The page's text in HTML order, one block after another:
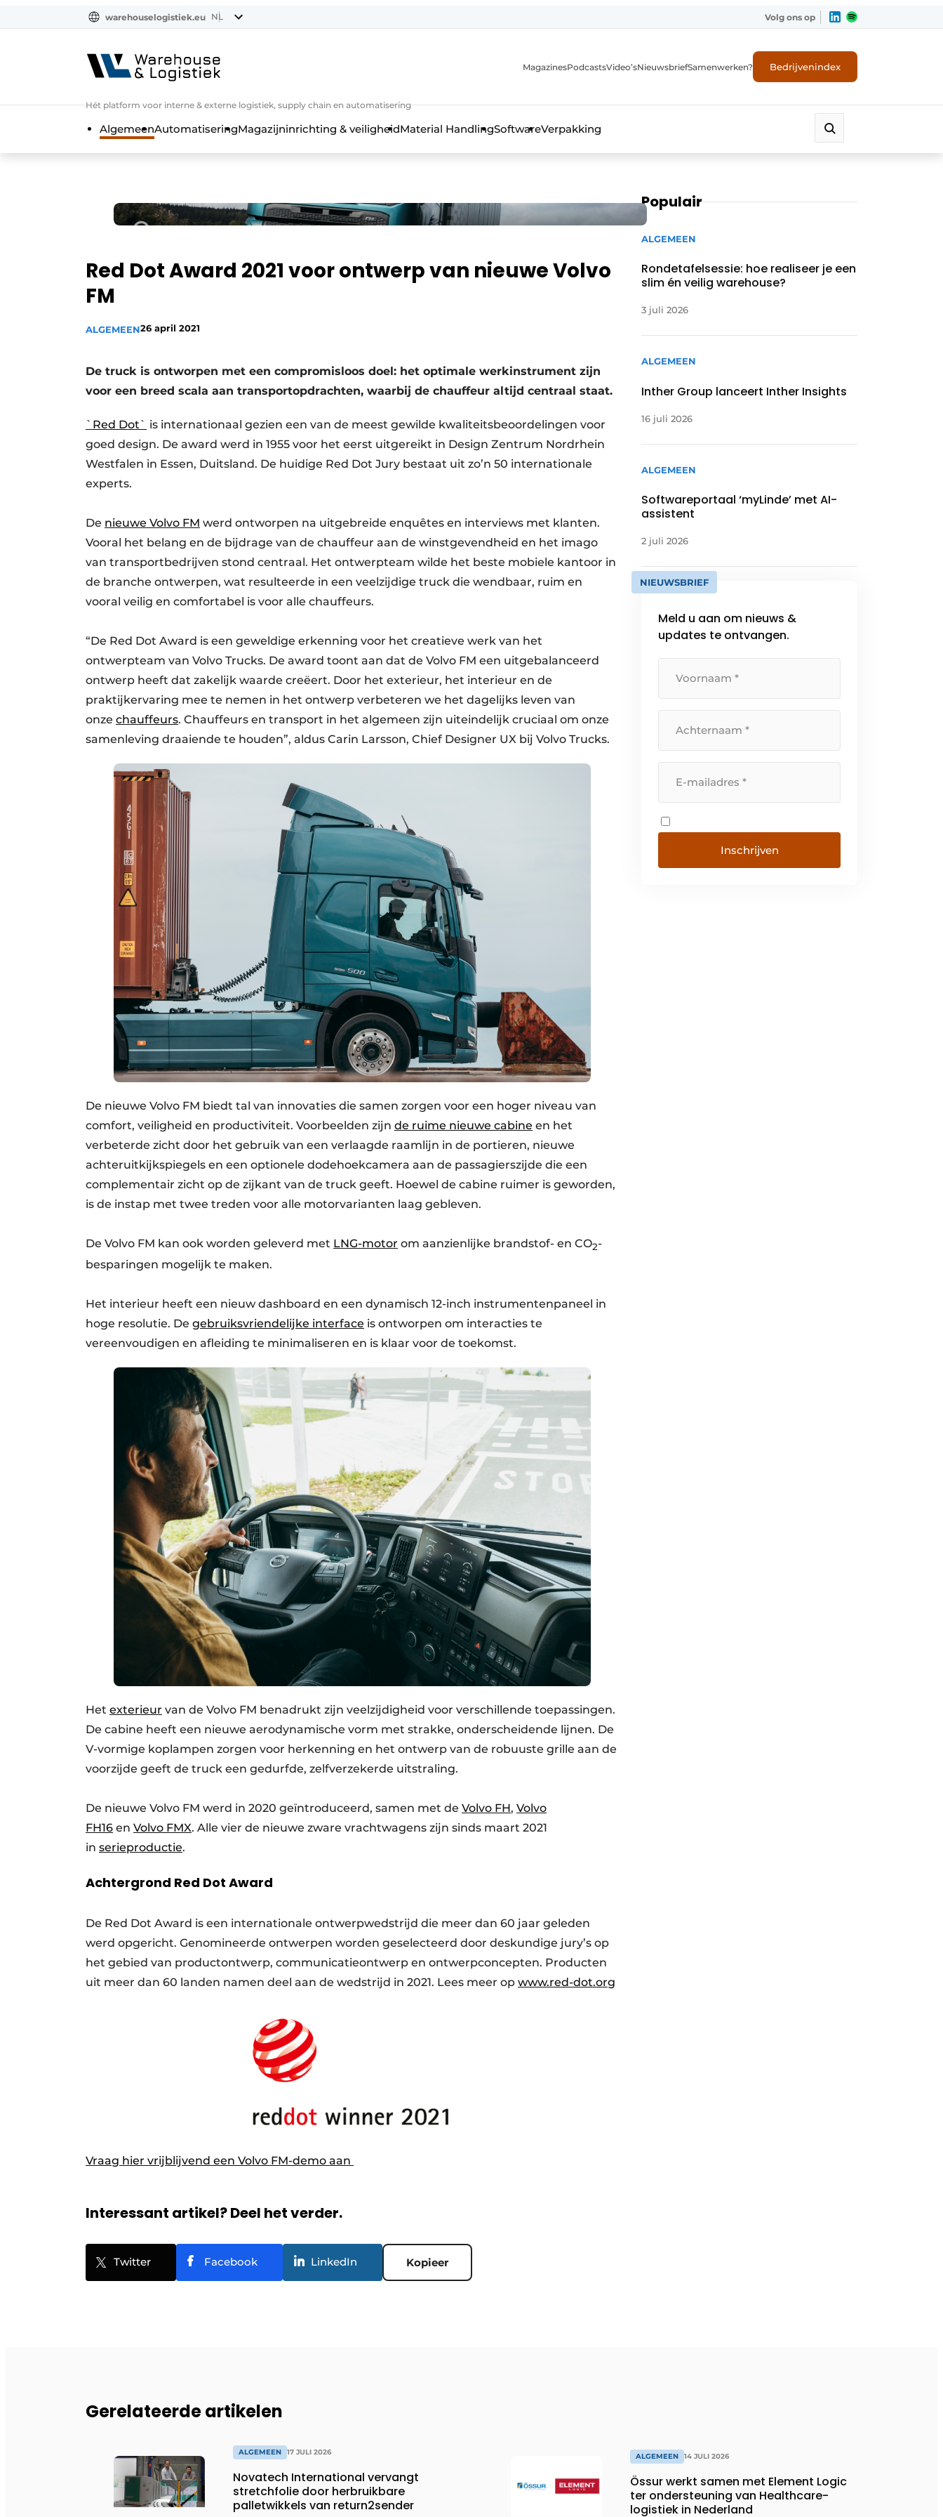
warehouselogistiek.eu NL Volg ons op
Hét platform voor interne & externe logistiek, supply chain en automatisering
MagazinesPodcastsVideo’sNieuwsbriefSamenwerken? Bedrijvenindex
AlgemeenAutomatiseringMagazijninrichting & veiligheidMaterial HandlingSoftwareVerpakking
Red Dot Award 2021 voor ontwerp van nieuwe Volvo
FM
ALGEMEEN26 april 2021
De truck is ontworpen met een compromisloos doel: het optimale werkinstrument zijn
voor een breed scala aan transportopdrachten, waarbij de chauffeur altijd centraal staat.
`Red Dot` is internationaal gezien een van de meest gewilde kwaliteitsbeoordelingen voor
goed design. De award werd in 1955 voor het eerst uitgereikt in Design Zentrum Nordrhein
Westfalen in Essen, Duitsland. De huidige Red Dot Jury bestaat uit zo’n 50 internationale
experts.
De nieuwe Volvo FM werd ontworpen na uitgebreide enquêtes en interviews met klanten.
Vooral het belang en de bijdrage van de chauffeur aan de winstgevendheid en het imago
van transportbedrijven stond centraal. Het ontwerpteam wilde het beste mobiele kantoor in
de branche ontwerpen, wat resulteerde in een veelzijdige truck die wendbaar, ruim en
vooral veilig en comfortabel is voor alle chauffeurs.
“De Red Dot Award is een geweldige erkenning voor het creatieve werk van het
ontwerpteam van Volvo Trucks. De award toont aan dat de Volvo FM een uitgebalanceerd
ontwerp heeft dat zakelijk waarde creëert. Door het exterieur, het interieur en de
praktijkervaring mee te nemen in het ontwerp verbeteren we het dagelijks leven van
onze chauffeurs. Chauffeurs en transport in het algemeen zijn uiteindelijk cruciaal om onze
samenleving draaiende te houden”, aldus Carin Larsson, Chief Designer UX bij Volvo Trucks.
De nieuwe Volvo FM biedt tal van innovaties die samen zorgen voor een hoger niveau van
comfort, veiligheid en productiviteit. Voorbeelden zijn de ruime nieuwe cabine en het
verbeterde zicht door het gebruik van een verlaagde raamlijn in de portieren, nieuwe
achteruitkijkspiegels en een optionele dodehoekcamera aan de passagierszijde die een
complementair zicht op de zijkant van de truck geeft. Hoewel de cabine ruimer is geworden,
is de instap met twee treden voor alle motorvarianten laag gebleven.
De Volvo FM kan ook worden geleverd met LNG-motor om aanzienlijke brandstof- en CO2-
besparingen mogelijk te maken.
Het interieur heeft een nieuw dashboard en een dynamisch 12-inch instrumentenpaneel in
hoge resolutie. De gebruiksvriendelijke interface is ontworpen om interacties te
vereenvoudigen en afleiding te minimaliseren en is klaar voor de toekomst.
Het exterieur van de Volvo FM benadrukt zijn veelzijdigheid voor verschillende toepassingen.
De cabine heeft een nieuwe aerodynamische vorm met strakke, onderscheidende lijnen. De
V-vormige koplampen zorgen voor herkenning en het ontwerp van de robuuste grille aan de
voorzijde geeft de truck een gedurfde, zelfverzekerde uitstraling.
De nieuwe Volvo FM werd in 2020 geïntroduceerd, samen met de Volvo FH, Volvo
FH16 en Volvo FMX. Alle vier de nieuwe zware vrachtwagens zijn sinds maart 2021
in serieproductie.
Achtergrond Red Dot Award
De Red Dot Award is een internationale ontwerpwedstrijd die meer dan 60 jaar geleden
werd opgericht. Genomineerde ontwerpen worden geselecteerd door deskundige jury’s op
het gebied van productontwerp, communicatieontwerp en ontwerpconcepten. Producten
uit meer dan 60 landen namen deel aan de wedstrijd in 2021. Lees meer op www.red-dot.org
Vraag hier vrijblijvend een Volvo FM-demo aan
Interessant artikel? Deel het verder.
Twitter Facebook LinkedIn Kopieer
Populair
ALGEMEEN
Rondetafelsessie: hoe realiseer je een
slim én veilig warehouse?
3 juli 2026
ALGEMEEN
Inther Group lanceert Inther Insights
16 juli 2026
ALGEMEEN
Softwareportaal ‘myLinde’ met AI-
assistent
2 juli 2026
NIEUWSBRIEF
Meld u aan om nieuws &
updates te ontvangen.
Inschrijven
Gerelateerde artikelen
ALGEMEEN 17 JULI 2026
Novatech International vervangt
stretchfolie door herbruikbare
palletwikkels van return2sender
ALGEMEEN 14 JULI 2026
Össur werkt samen met Element Logic
ter ondersteuning van Healthcare-
logistiek in Nederland